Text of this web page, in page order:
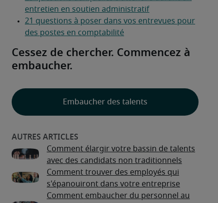
Cessez de chercher. Commencez à
embaucher.
Embaucher des talents
Comment élargir votre bassin de talents
avec des candidats non traditionnels
Comment trouver des employés qui
s'épanouiront dans votre entreprise
Comment embaucher du personnel au